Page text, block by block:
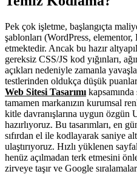
Pek çok işletme, başlangıçta
şablonları (WordPress,
etmektedir. Ancak bu hazır
gereksiz CSS/JS kod yığınları,
açıkları nedeniyle zamanla
testlerinden oldukça düşük
Web Sitesi Tasarımı
tamamen markanızın kurumsal
kitle davranışlarına uygun özgün
hazırlıyoruz. Bu tasarımları, en
sıfırdan el ile kodlayarak saniye
ulaştırıyoruz. Hızlı yüklenen
henüz açılmadan terk etmesini
zirveye taşır ve Google